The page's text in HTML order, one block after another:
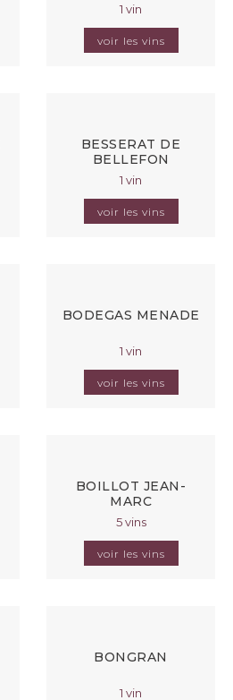
1 vin
voir les vins
BESSERAT DE
BELLEFON
1 vin
voir les vins
BODEGAS MENADE
1 vin
voir les vins
BOILLOT JEAN-
MARC
5 vins
voir les vins
BONGRAN
1 vin